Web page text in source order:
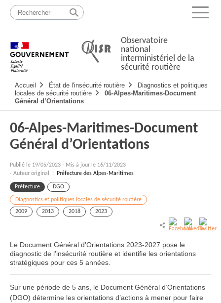
Passer
contenu
Menu
Observatoire
national
interministériel de la
sécurité routière
principale
Accueil État de l'insécurité routière
Diagnostics et politiques
locales de sécurité routière
06-Alpes-Maritimes-Document
Général d’Orientations
06-Alpes-Maritimes-Document
Général d’Orientations
Publié le 19/05/2023 - Mis à jour le 16/11/2023
- Auteur original :
Préfecture des Alpes-Maritimes
Préfecture DGO
Diagnostics et politiques locales de sécurité routière
2009
2013 2018 2023
Le Document Général d'Orientations 2023-2027 pose le
diagnostic de l'insécurité routière et identifie les orientations
stratégiques pour ces 5 années.
Sur une période de 5 ans, le Document Général d’Orientations
(DGO) détermine les orientations d’actions à mener pour faire